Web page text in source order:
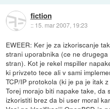
fiction
:: 15. mar 2007, 19:23
EWEER: Ker je za izkoriscanje
strani uporabnika (ce ne
stran). Kot je rekel mspiller
ki privzeto tece ali v sami
TCP/IP protokola (ki je pa je itak
Torej morajo biti napake take, da
izkoristiti brez da bi user moral